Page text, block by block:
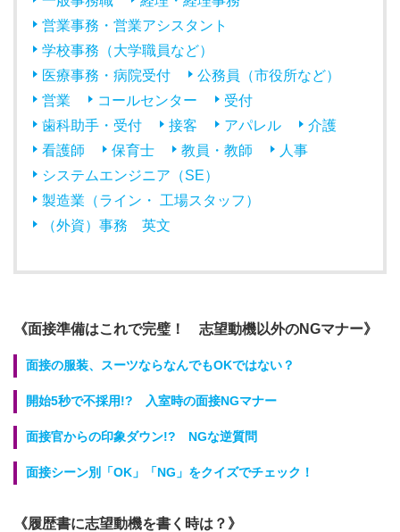
営業事務・営業アシスタント
学校事務（大学職員など）
医療事務・病院受付
公務員（市役所など）
営業
コールセンター
受付
歯科助手・受付
接客 アパレル
介護
看護師
保育士 教員・教師
人事
システムエンジニア（SE）
製造業（ライン・ 工場スタッフ）
（外資）事務 英文
《面接準備はこれで完璧！ 志望動機以外のNGマナー》
面接の服装、スーツならなんでもOKではない？
開始5秒で不採用!? 入室時の面接NGマナー
面接官からの印象ダウン!? NGな逆質問
面接シーン別「OK」「NG」をクイズでチェック！
《履歴書に志望動機を書く時は？》